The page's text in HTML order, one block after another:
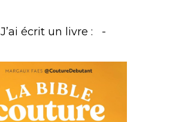
J’ai écrit un livre :